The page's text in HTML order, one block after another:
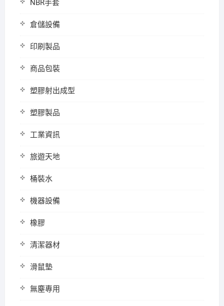
NBR手套
倉儲設備
印刷製品
商品包裝
塑膠射出成型
塑膠製品
工業資訊
旅遊天地
桶裝水
機器設備
橡膠
清潔器材
滑鼠墊
無塵專用